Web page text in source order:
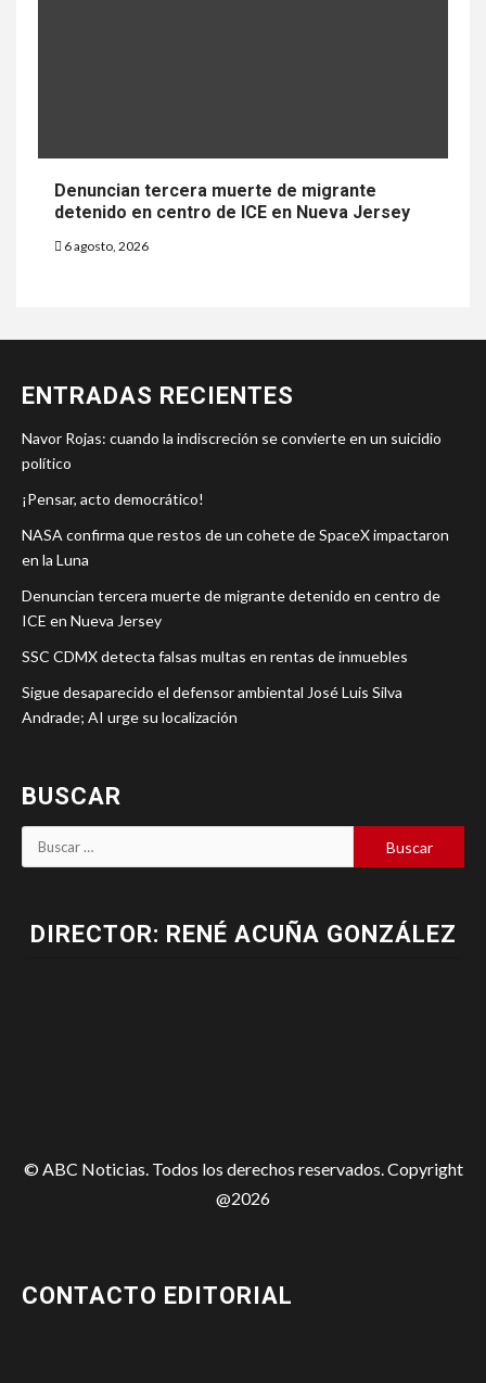
Denuncian tercera muerte de migrante
detenido en centro de ICE en Nueva Jersey
6 agosto, 2026
ENTRADAS RECIENTES
Navor Rojas: cuando la indiscreción se convierte en un suicidio
político
¡Pensar, acto democrático!
NASA confirma que restos de un cohete de SpaceX impactaron
en la Luna
Denuncian tercera muerte de migrante detenido en centro de
ICE en Nueva Jersey
SSC CDMX detecta falsas multas en rentas de inmuebles
Sigue desaparecido el defensor ambiental José Luis Silva
Andrade; AI urge su localización
BUSCAR
DIRECTOR: RENÉ ACUÑA GONZÁLEZ
© ABC Noticias. Todos los derechos reservados. Copyright
@2026
CONTACTO EDITORIAL